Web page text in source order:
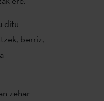
ditu
berriz,
zehar